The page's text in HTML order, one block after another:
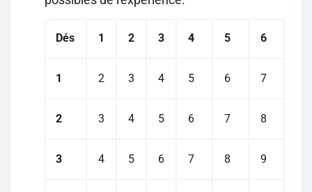
Dés 1 2 3 4 5 6
1 2 3 4 5 6 7
2 3 4 5 6 7 8
3 4 5 6 7 8 9